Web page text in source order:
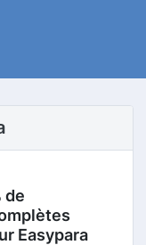
de
Easypara